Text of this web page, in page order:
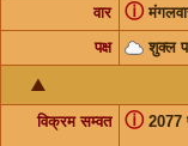
वार ⓘ
पक्ष शुक्ल
विक्रम सम्वत 2077
ⓘ